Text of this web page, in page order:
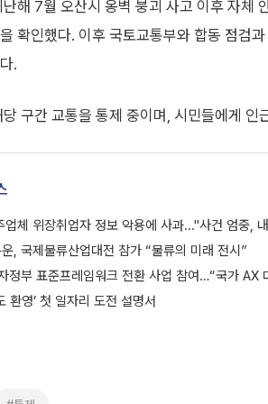
난해 7월 오산시 옹벽 붕괴 사고 이후 자체
확인했다. 이후 국토교통부와 합동 점검
.
구간 교통을 통제 중이며, 시민들에게 인
업체 위장취업자 정보 악용에 사과..."사건 엄중,
, 국제물류산업대전 참가 “물류의 미래 전시”
정부 표준프레임워크 전환 사업 참여…“국가 AX
환영’ 첫 일자리 도전 설명서